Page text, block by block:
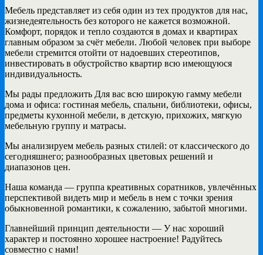
Мебель представляет из себя один из тех продуктов для нас,
жизнедеятельность без которого не кажется возможной.
Комфорт, порядок и тепло создаются в домах и квартирах
главным образом за счёт мебели. Любой человек при выборе
мебели стремится отойти от надоевших стереотипов,
инвестировать в обустройство квартир всю имеющуюся
индивидуальность.
Мы рады предложить Для вас всю широкую гамму мебели
дома и офиса: гостиная мебель, спальни, библиотеки, офисы,
предметы кухонной мебели, в детскую, прихожих, мягкую
мебельную группу и матрасы.
Мы анализируем мебель разных стилей: от классического до
сегодняшнего; разнообразных цветовых решений и
диапазонов цен.
Наша команда — группа креативных соратников, увлечённых
перспективой видеть мир и мебель в нем с точки зрения
обыкновенной романтики, к сожалению, забытой многими.
Главнейший принцип деятельности — У нас хороший
характер и постоянно хорошее настроение! Радуйтесь
совместно с нами!